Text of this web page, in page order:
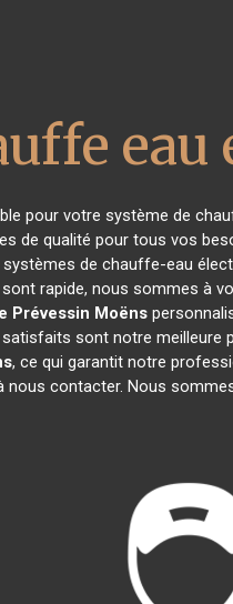
pour votre système de
de qualité pour tous vos
de chauffe-eau
rapide, nous sommes
Prévessin Moëns
sont notre meilleure
, ce qui garantit notre
nous contacter. Nous